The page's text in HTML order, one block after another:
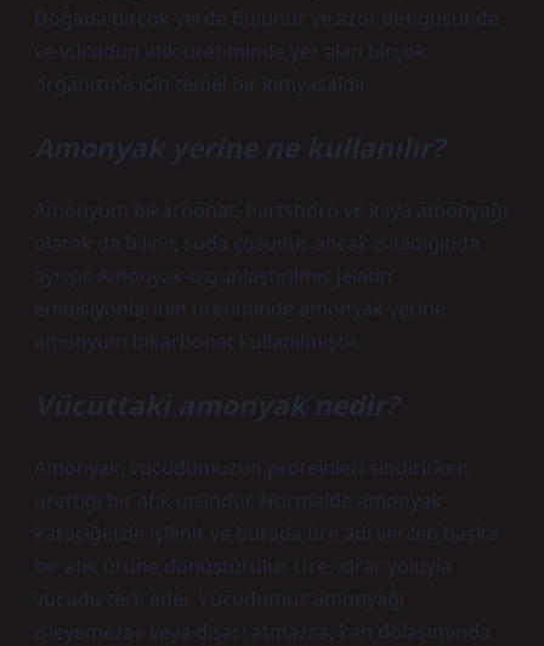
Doğada birçok yerde bulunur ve azot döngüsünde
ve vücudun atık üretiminde yer alan birçok
organizma için temel bir kimyasaldır.
Amonyak yerine ne kullanılır?
Amonyum bikarbonat, hartshorn ve kaya amonyağı
olarak da bilinir, suda çözünür ancak ısıtıldığında
ayrışır. Amonyak-olgunlaştırılmış jelatin
emülsiyonlarının üretiminde amonyak yerine
amonyum bikarbonat kullanılmıştır.
Vücuttaki amonyak nedir?
Amonyak, vücudumuzun proteinleri sindirirken
ürettiği bir atık üründür. Normalde amonyak
karaciğerde işlenir ve burada üre adı verilen başka
bir atık ürüne dönüştürülür. Üre, idrar yoluyla
vücudu terk eder. Vücudumuz amonyağı
işleyemezse veya dışarı atmazsa, kan dolaşımında